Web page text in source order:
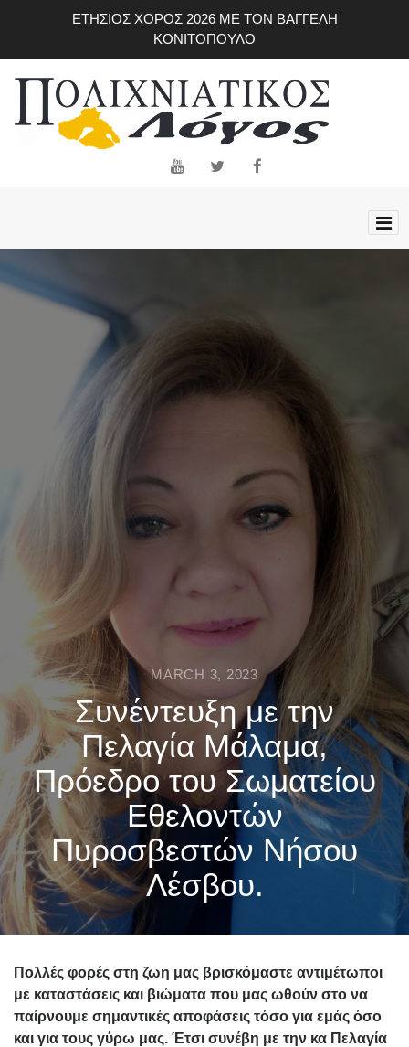
ΕΤΗΣΙΟΣ ΧΟΡΟΣ 2026 ΜΕ ΤΟΝ ΒΑΓΓΕΛΗ
ΚΟΝΙΤΟΠΟΥΛΟ
MARCH 3, 2023
Συνέντευξη με την
Πελαγία Μάλαμα,
Πρόεδρο του Σωματείου
Εθελοντών
Πυροσβεστών Νήσου
Λέσβου.
Πολλές φορές στη ζωη μας βρισκόμαστε αντιμέτωποι
με καταστάσεις και βιώματα που μας ωθούν στο να
παίρνουμε σημαντικές αποφάσεις τόσο για εμάς όσο
και για τους γύρω μας. Έτσι συνέβη με την κα Πελαγία